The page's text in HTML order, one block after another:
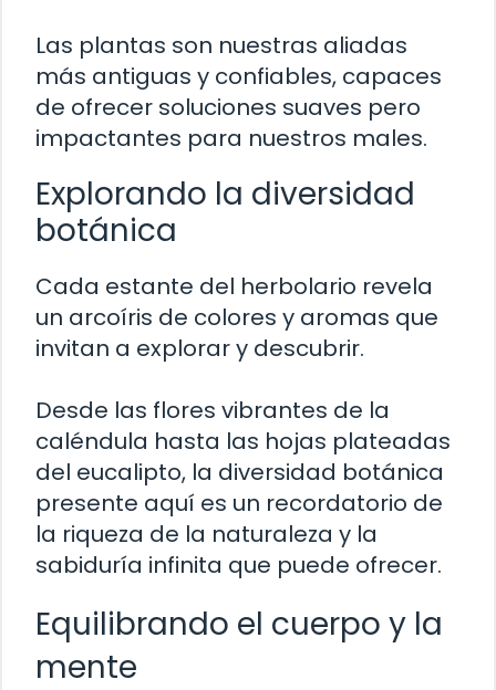
Las plantas son nuestras aliadas
más antiguas y confiables, capaces
de ofrecer soluciones suaves pero
impactantes para nuestros males.
Explorando la diversidad
botánica
Cada estante del herbolario revela
un arcoíris de colores y aromas que
invitan a explorar y descubrir.
Desde las flores vibrantes de la
caléndula hasta las hojas plateadas
del eucalipto, la diversidad botánica
presente aquí es un recordatorio de
la riqueza de la naturaleza y la
sabiduría infinita que puede ofrecer.
Equilibrando el cuerpo y la
mente